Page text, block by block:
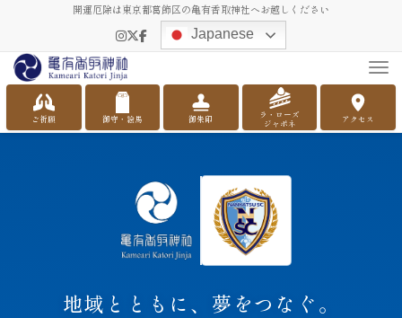
開運厄除は東京都葛飾区の亀有香取神社へお越しください
Japanese
ご祈願 御守・絵馬 御朱印
ラ・ローズ
ジャポネ
アクセス
亀有香取神社 × 南葛SC
地域とともに、夢をつなぐ。